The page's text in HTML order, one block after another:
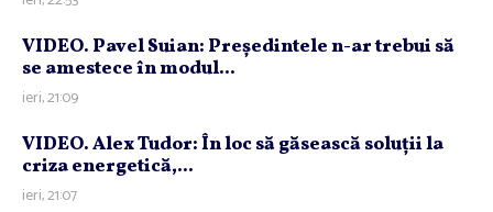
VIDEO. Pavel Suian: Preşedintele n-ar trebui să
se amestece în modul...
ieri, 21:09
VIDEO. Alex Tudor: În loc să găsească soluţii la
criza energetică,...
ieri, 21:07